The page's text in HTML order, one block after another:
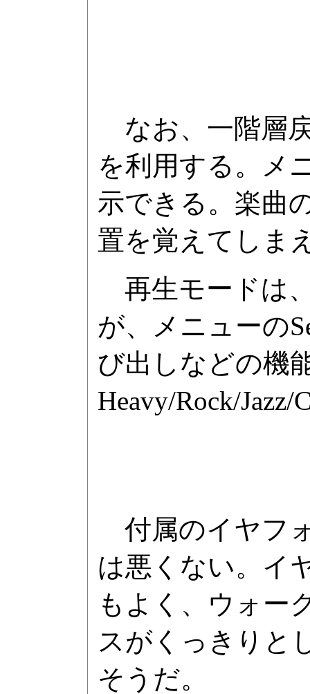
なお、一階層
を利用する。メ
示できる。楽曲
置を覚えてしま
再生モードは
が、メニューの
び出しなどの機
Heavy/Rock/
付属のイヤフ
は悪くない。イ
もよく、ウォー
スがくっきりと
そうだ。